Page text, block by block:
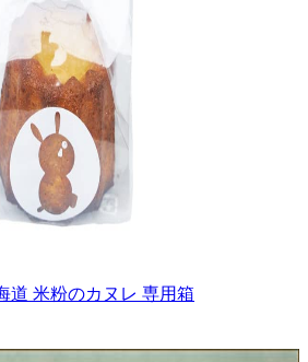
道 米粉のカヌレ 専用箱